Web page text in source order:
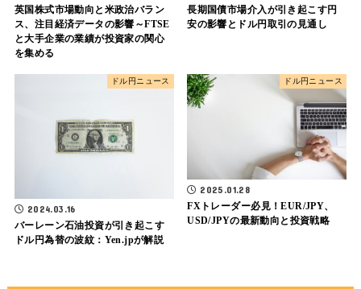
英国株式市場動向と米政治バラン
ス、注目経済データの影響～FTSE
と大手企業の業績が投資家の関心
を集める
長期国債市場介入が引き起こす円
安の影響とドル円取引の見通し
ドル円ニュース
2024.03.16
バーレーン石油投資が引き起こす
ドル円為替の波紋：Yen.jpが解説
ドル円ニュース
2025.01.28
FXトレーダー必見！EUR/JPY、
USD/JPYの最新動向と投資戦略